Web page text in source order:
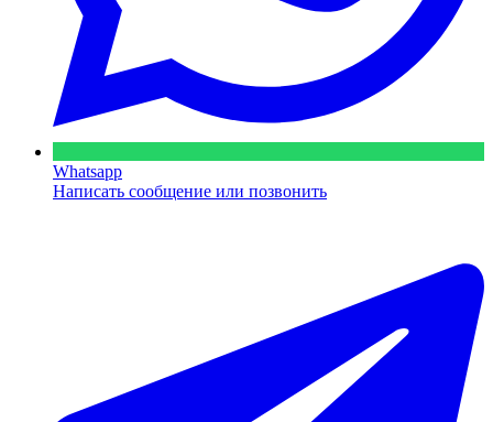
Whatsapp
Написать сообщение или позвонить